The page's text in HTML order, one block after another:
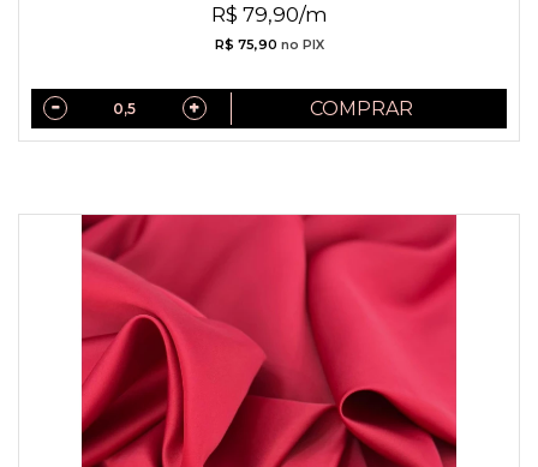
R$ 79,90/m
R$ 75,90 no PIX
COMPRAR